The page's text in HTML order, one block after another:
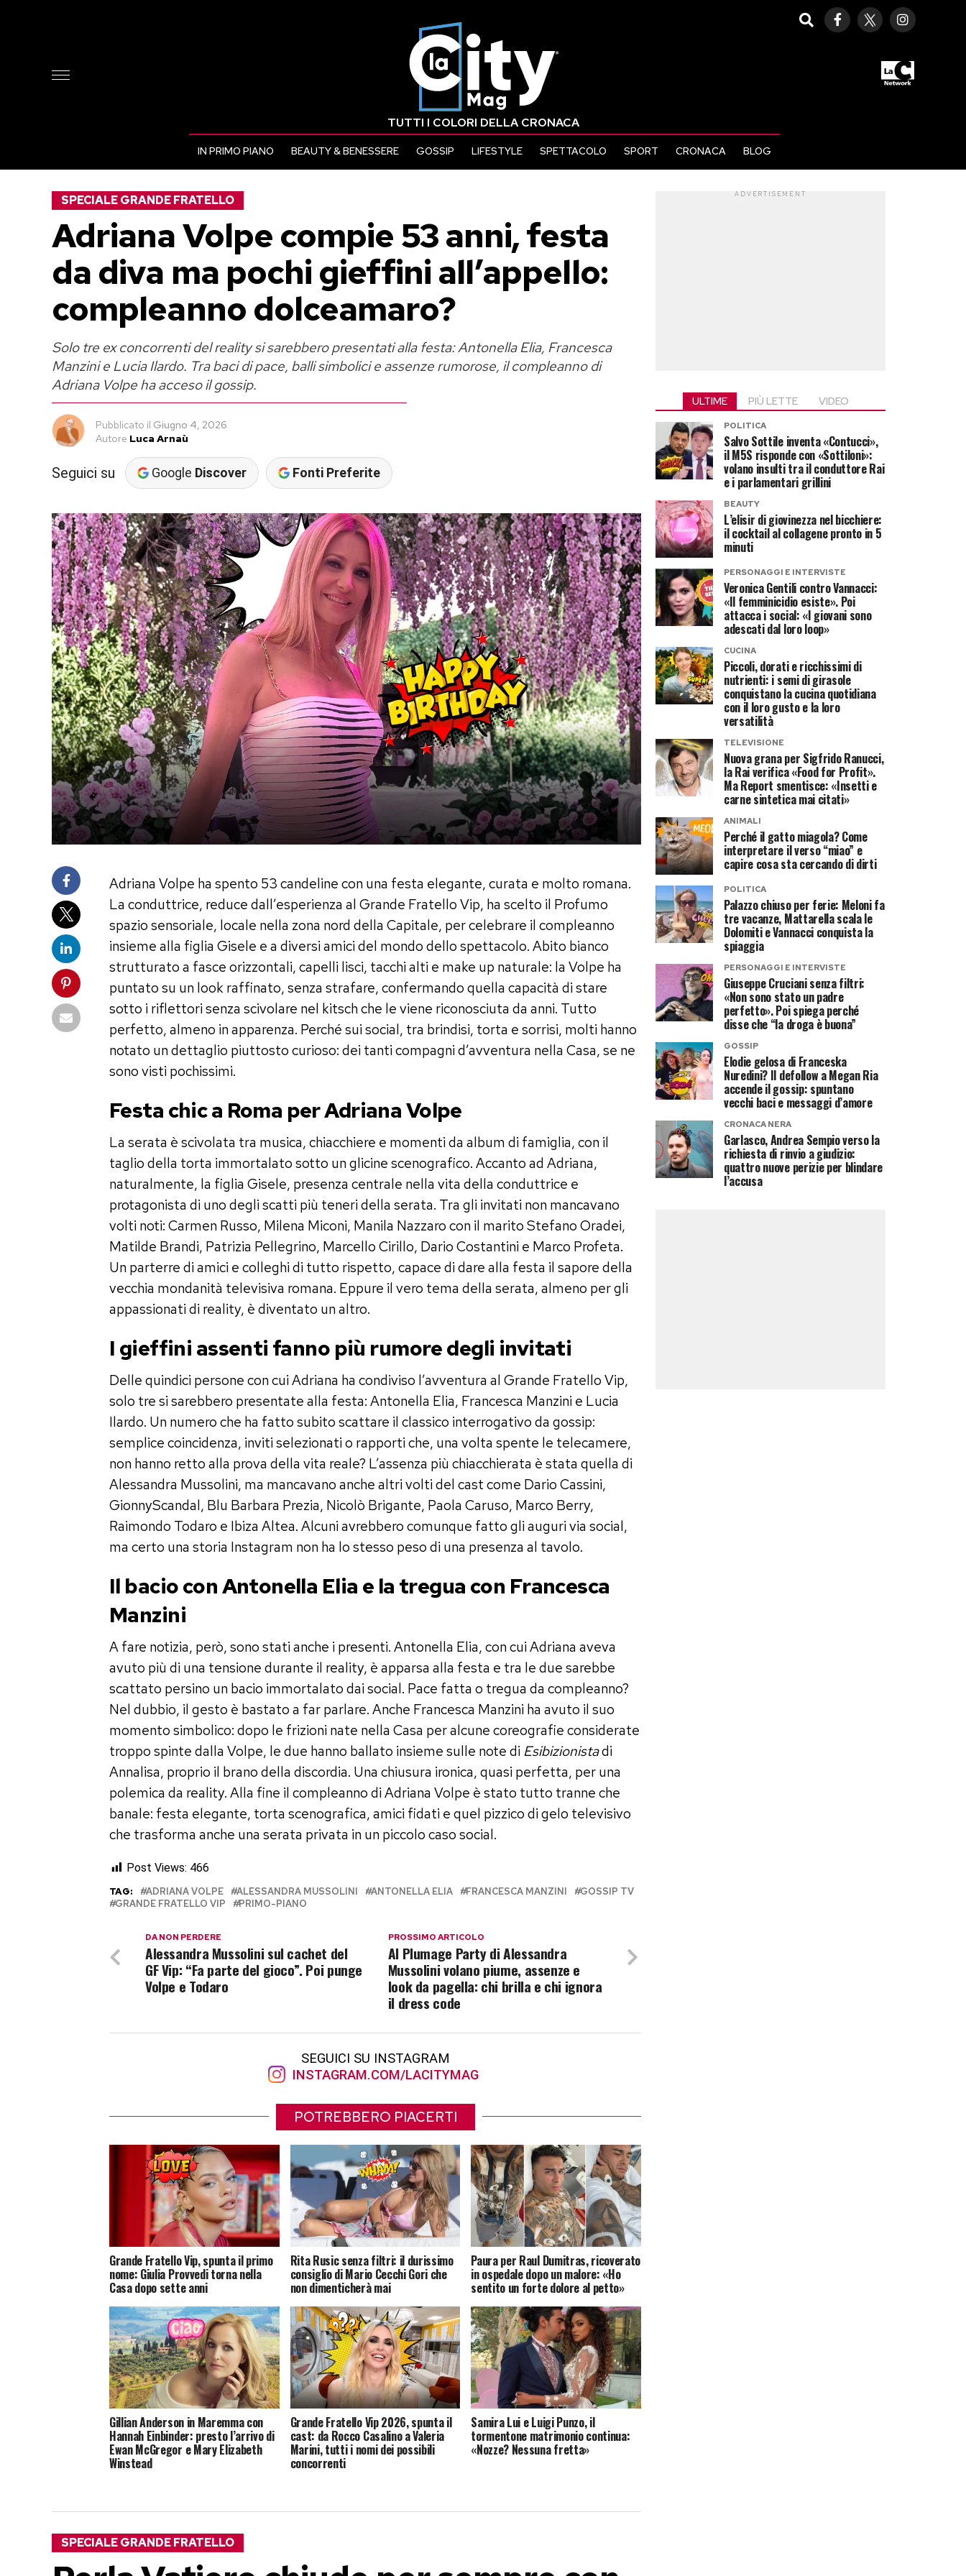
TUTTI I COLORI DELLA CRONACA
IN PRIMO PIANO BEAUTY & BENESSERE GOSSIP LIFESTYLE SPETTACOLO SPORT CRONACA BLOG
SPECIALE GRANDE FRATELLO
Adriana Volpe compie 53 anni, festa
da diva ma pochi gieffini all’appello:
compleanno dolceamaro?
Solo tre ex concorrenti del reality si sarebbero presentati alla festa: Antonella Elia, Francesca
Manzini e Lucia Ilardo. Tra baci di pace, balli simbolici e assenze rumorose, il compleanno di
Adriana Volpe ha acceso il gossip.
Pubblicato il Giugno 4, 2026
Autore Luca Arnaù
Seguici su Google Discover Fonti Preferite
Adriana Volpe ha spento 53 candeline con una festa elegante, curata e molto romana.
La conduttrice, reduce dall’esperienza al Grande Fratello Vip, ha scelto il Profumo
spazio sensoriale, locale nella zona nord della Capitale, per celebrare il compleanno
insieme alla figlia Gisele e a diversi amici del mondo dello spettacolo. Abito bianco
strutturato a fasce orizzontali, capelli lisci, tacchi alti e make up naturale: la Volpe ha
puntato su un look raffinato, senza strafare, confermando quella capacità di stare
sotto i riflettori senza scivolare nel kitsch che le viene riconosciuta da anni. Tutto
perfetto, almeno in apparenza. Perché sui social, tra brindisi, torta e sorrisi, molti hanno
notato un dettaglio piuttosto curioso: dei tanti compagni d’avventura nella Casa, se ne
sono visti pochissimi.
Festa chic a Roma per Adriana Volpe
La serata è scivolata tra musica, chiacchiere e momenti da album di famiglia, con il
taglio della torta immortalato sotto un glicine scenografico. Accanto ad Adriana,
naturalmente, la figlia Gisele, presenza centrale nella vita della conduttrice e
protagonista di uno degli scatti più teneri della serata. Tra gli invitati non mancavano
volti noti: Carmen Russo, Milena Miconi, Manila Nazzaro con il marito Stefano Oradei,
Matilde Brandi, Patrizia Pellegrino, Marcello Cirillo, Dario Costantini e Marco Profeta.
Un parterre di amici e colleghi di tutto rispetto, capace di dare alla festa il sapore della
vecchia mondanità televisiva romana. Eppure il vero tema della serata, almeno per gli
appassionati di reality, è diventato un altro.
I gieffini assenti fanno più rumore degli invitati
Delle quindici persone con cui Adriana ha condiviso l’avventura al Grande Fratello Vip,
solo tre si sarebbero presentate alla festa: Antonella Elia, Francesca Manzini e Lucia
Ilardo. Un numero che ha fatto subito scattare il classico interrogativo da gossip:
semplice coincidenza, inviti selezionati o rapporti che, una volta spente le telecamere,
non hanno retto alla prova della vita reale? L’assenza più chiacchierata è stata quella di
Alessandra Mussolini, ma mancavano anche altri volti del cast come Dario Cassini,
GionnyScandal, Blu Barbara Prezia, Nicolò Brigante, Paola Caruso, Marco Berry,
Raimondo Todaro e Ibiza Altea. Alcuni avrebbero comunque fatto gli auguri via social,
ma certo una storia Instagram non ha lo stesso peso di una presenza al tavolo.
Il bacio con Antonella Elia e la tregua con Francesca
Manzini
A fare notizia, però, sono stati anche i presenti. Antonella Elia, con cui Adriana aveva
avuto più di una tensione durante il reality, è apparsa alla festa e tra le due sarebbe
scattato persino un bacio immortalato dai social. Pace fatta o tregua da compleanno?
Nel dubbio, il gesto è bastato a far parlare. Anche Francesca Manzini ha avuto il suo
momento simbolico: dopo le frizioni nate nella Casa per alcune coreografie considerate
troppo spinte dalla Volpe, le due hanno ballato insieme sulle note diEsibizionistadi
Annalisa, proprio il brano della discordia. Una chiusura ironica, quasi perfetta, per una
polemica da reality. Alla fine il compleanno di Adriana Volpe è stato tutto tranne che
banale: festa elegante, torta scenografica, amici fidati e quel pizzico di gelo televisivo
che trasforma anche una serata privata in un piccolo caso social.
Post Views: 466
TAG: ADRIANA VOLPE ALESSANDRA MUSSOLINI ANTONELLA ELIA FRANCESCA MANZINI
GOSSIP TV
GRANDE FRATELLO VIP
PRIMO-PIANO
PROSSIMO ARTICOLO
Al Plumage Party di Alessandra
Mussolini volano piume, assenze e
look da pagella: chi brilla e chi ignora
il dress code
DA NON PERDERE
Alessandra Mussolini sul cachet del
GF Vip: “Fa parte del gioco”. Poi punge
Volpe e Todaro
SEGUICI SU INSTAGRAM
INSTAGRAM.COM/LACITYMAG
POTREBBERO PIACERTI
Grande Fratello Vip, spunta il primo
nome: Giulia Provvedi torna nella
Casa dopo sette anni
Rita Rusic senza filtri: il durissimo
consiglio di Mario Cecchi Gori che
non dimenticherà mai
Paura per Raul Dumitras, ricoverato
in ospedale dopo un malore: «Ho
sentito un forte dolore al petto»
Gillian Anderson in Maremma con
Hannah Einbinder: presto l’arrivo di
Ewan McGregor e Mary Elizabeth
Winstead
Grande Fratello Vip 2026, spunta il
cast: da Rocco Casalino a Valeria
Marini, tutti i nomi dei possibili
concorrenti
Samira Lui e Luigi Punzo, il
tormentone matrimonio continua:
«Nozze? Nessuna fretta»
SPECIALE GRANDE FRATELLO
ADVERTISEMENT
ULTIME PIÙ LETTE VIDEO
POLITICA
Salvo Sottile inventa «Contucci»,
il M5S risponde con «Sottiloni»:
volano insulti tra il conduttore Rai
e i parlamentari grillini
BEAUTY
L’elisir di giovinezza nel bicchiere:
il cocktail al collagene pronto in 5
minuti
PERSONAGGI E INTERVISTE
Veronica Gentili contro Vannacci:
«Il femminicidio esiste». Poi
attacca i social: «I giovani sono
adescati dal loro loop»
CUCINA
Piccoli, dorati e ricchissimi di
nutrienti: i semi di girasole
conquistano la cucina quotidiana
con il loro gusto e la loro
versatilità
TELEVISIONE
Nuova grana per Sigfrido Ranucci,
la Rai verifica «Food for Profit».
Ma Report smentisce: «Insetti e
carne sintetica mai citati»
ANIMALI
Perché il gatto miagola? Come
interpretare il verso “miao” e
capire cosa sta cercando di dirti
POLITICA
Palazzo chiuso per ferie: Meloni fa
tre vacanze, Mattarella scala le
Dolomiti e Vannacci conquista la
spiaggia
PERSONAGGI E INTERVISTE
Giuseppe Cruciani senza filtri:
«Non sono stato un padre
perfetto». Poi spiega perché
disse che “la droga è buona”
GOSSIP
Elodie gelosa di Franceska
Nuredini? Il defollow a Megan Ria
accende il gossip: spuntano
vecchi baci e messaggi d’amore
CRONACA NERA
Garlasco, Andrea Sempio verso la
richiesta di rinvio a giudizio:
quattro nuove perizie per blindare
l’accusa